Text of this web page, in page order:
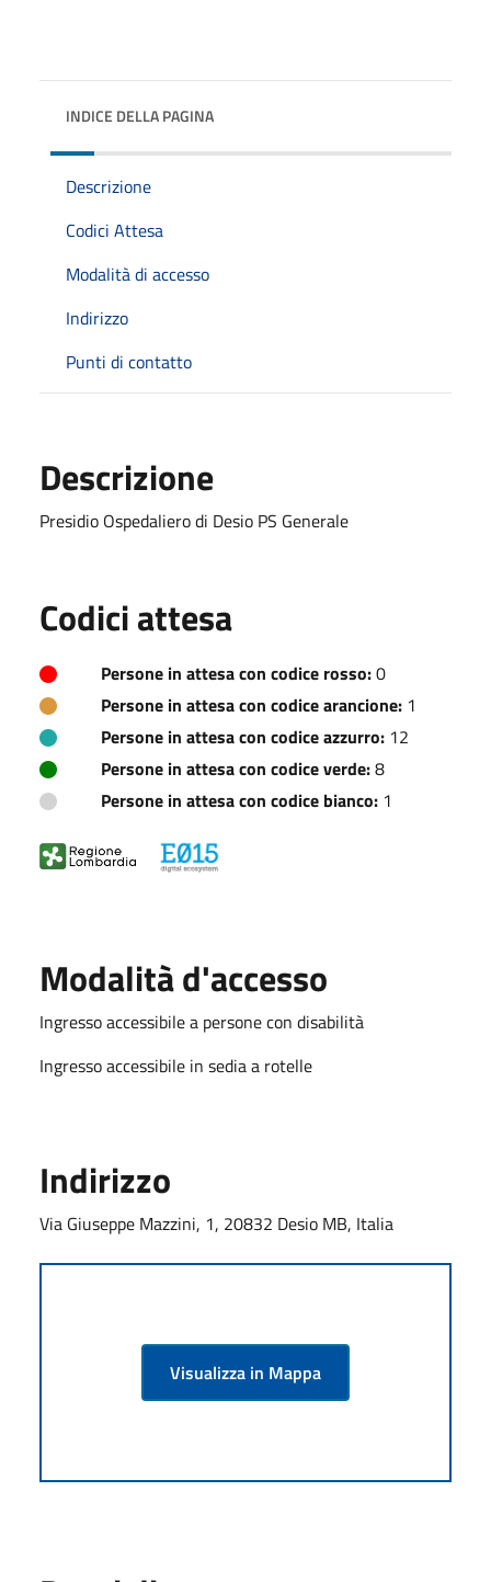
INDICE DELLA PAGINA
Descrizione
Codici Attesa
Modalità di accesso
Indirizzo
Punti di contatto
Descrizione
Presidio Ospedaliero di Desio PS Generale
Codici attesa
Persone in attesa con codice rosso:0
Persone in attesa con codice arancione: 1
Persone in attesa con codice azzurro: 12
Persone in attesa con codice verde:8
Persone in attesa con codice bianco: 1
Modalità d'accesso
Ingresso accessibile a persone con disabilità
Ingresso accessibile in sedia a rotelle
Indirizzo
Via Giuseppe Mazzini, 1, 20832 Desio MB, Italia
Visualizza in Mappa